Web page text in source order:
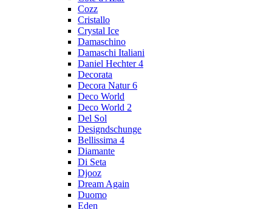
Cozz
Cristallo
Crystal Ice
Damaschino
Damaschi Italiani
Daniel Hechter 4
Decorata
Decora Natur 6
Deco World
Deco World 2
Del Sol
Designdschunge
Bellissima 4
Diamante
Di Seta
Djooz
Dream Again
Duomo
Eden